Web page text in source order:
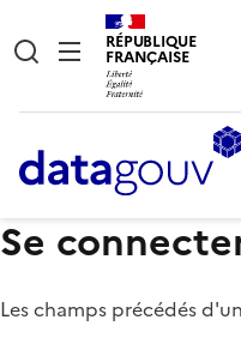
RÉPUBLIQUE
FRANÇAISE
Se
Les champs précédés